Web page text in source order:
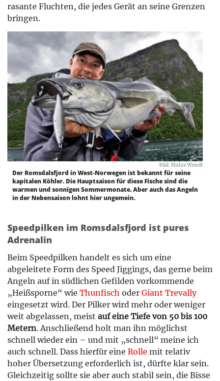
rasante Fluchten, die jedes Gerät an seine Grenzen
bringen.
Bild: Matze Wendt
Der Romsdalsfjord in West-Norwegen ist bekannt für seine
kapitalen Köhler. Die Hauptsaison für diese Fische sind die
warmen und sonnigen Sommermonate. Aber auch das Angeln
in der Nebensaison lohnt hier ungemein.
Speedpilken im Romsdalsfjord ist pures
Adrenalin
Beim Speedpilken handelt es sich um eine
abgeleitete Form des Speed Jiggings, das gerne beim
Angeln auf in südlichen Gefilden vorkommende
„Heißsporne“ wie Thunfisch oder Giant Trevally
eingesetzt wird. Der Pilker wird mehr oder weniger
weit abgelassen, meist auf eine Tiefe von 50 bis 100
Metern. Anschließend holt man ihn möglichst
schnell wieder ein – und mit „schnell“ meine ich
auch schnell. Dass hierfür eine Rolle mit relativ
hoher Übersetzung erforderlich ist, dürfte klar sein.
Gleichzeitig sollte sie aber auch stabil sein, die Bisse